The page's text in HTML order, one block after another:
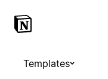
Templates